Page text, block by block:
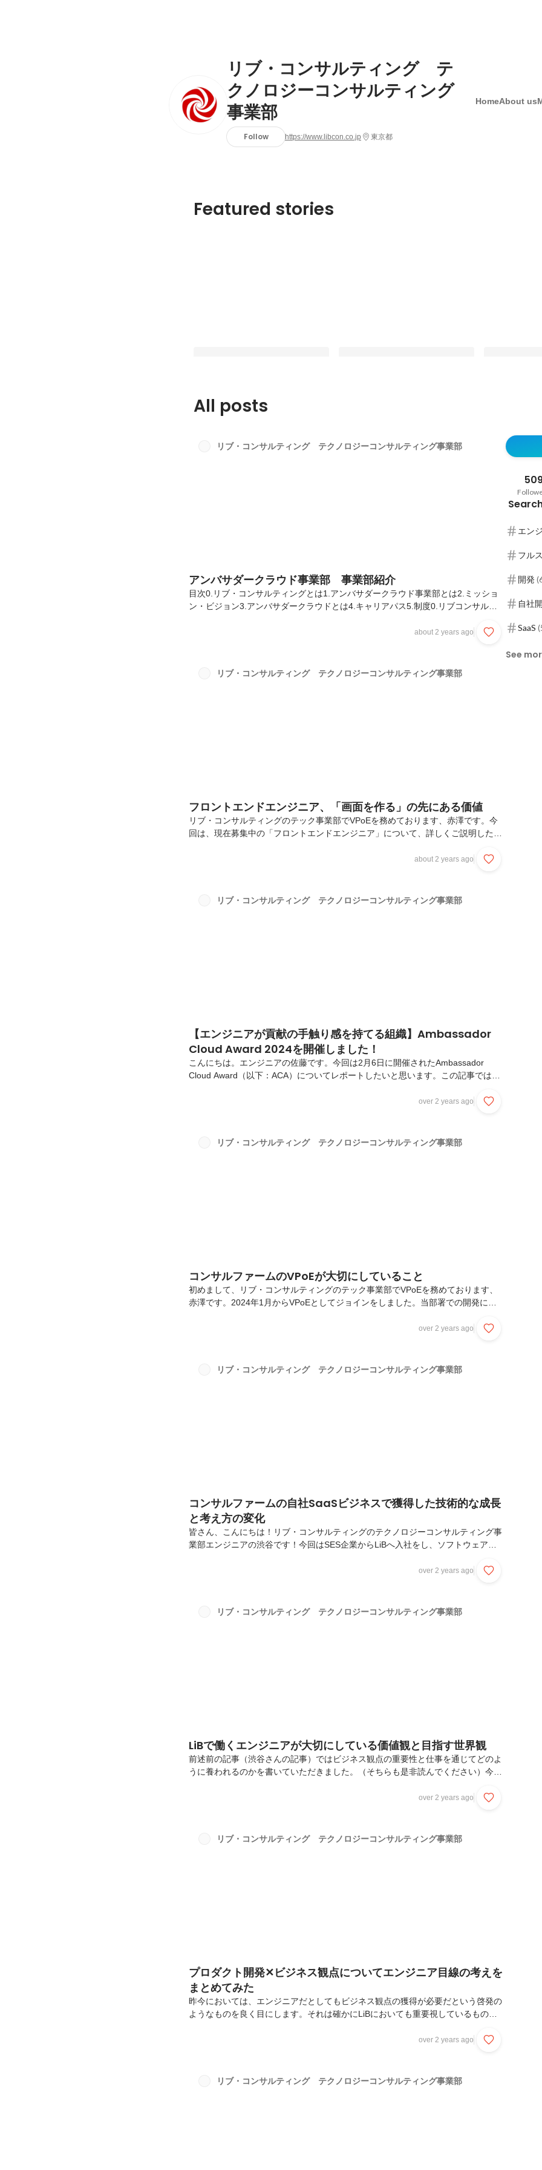
リブ・コンサルティング テ
クノロジーコンサルティング
事業部
Follow https://www.libcon.co.jp 東京都
HomeAbout us
Featured stories
Latest Pinned
営の形。
って実現でき
Pinned
All posts
リブ・コンサルティング テクノロジーコンサルティング事業部
アンバサダークラウド事業部 事業部紹介
目次0.リブ・コンサルティングとは1.アンバサダークラウド事業部とは2.ミッショ
ン・ビジョン3.アンバサダークラウドとは4.キャリアパス5.制度0.リブコンサルテ
世界を良くする会社を増やす」というミッションを掲げ、社会課題を解決したいと
す。成果主義×現場主義のコンサルティングを強みとし、戦略立案や機能の提供の
about 2 years ago
リブ・コンサルティング テクノロジーコンサルティング事業部
フロントエンドエンジニア、「画面を作る」の先にある価値
リブ・コンサルティングのテック事業部でVPoEを務めております、赤澤です。今
回は、現在募集中の「フロントエンドエンジニア」について、詳しくご説明したい
あり、テック事業部のプロダクト Ambassador Cloud のビジョンは「ファンと共
ンや要件を受け取り、HTML/CSS/JSで実装する、つまり「画面を作る」のは、フ
about 2 years ago
リブ・コンサルティング テクノロジーコンサルティング事業部
【エンジニアが貢献の手触り感を持てる組織】Ambassador
Cloud Award 2024を開催しました！
こんにちは。エンジニアの佐藤です。今回は2月6日に開催されたAmbassador
Cloud Award（以下：ACA）についてレポートしたいと思います。この記事では、
できればと思います。この事業規模ならではの、事業を作り上げている手触り感な
る年に1度の表彰式です。弊社オフィスの一番大きい会議室を貸し切って全国各地
over 2 years ago
リブ・コンサルティング テクノロジーコンサルティング事業部
コンサルファームのVPoEが大切にしていること
初めまして、リブ・コンサルティングのテック事業部でVPoEを務めております、
赤澤です。2024年1月からVPoEとしてジョインをしました。当部署での開発に対
赤澤 仁士新卒で日本電子計算株式会社に入社し、金融機関向けシステム開発に従
して最大30名のマネジメントやエンジニアの採用活動も手掛ける。2024年1月にリ
over 2 years ago
リブ・コンサルティング テクノロジーコンサルティング事業部
コンサルファームの自社SaaSビジネスで獲得した技術的な成長
と考え方の変化
皆さん、こんにちは！リブ・コンサルティングのテクノロジーコンサルティング事
業部エンジニアの渋谷です！今回はSES企業からLiBへ入社をし、ソフトウェアエ
得できた経験や、その実務を経て考え方やマインドにどのような変化があったのか
る前はSES企業で開発に従事されていたということでしたが、具体的にはどのよう
over 2 years ago
リブ・コンサルティング テクノロジーコンサルティング事業部
LiBで働くエンジニアが大切にしている価値観と目指す世界観
前述前の記事（渋谷さんの記事）ではビジネス観点の重要性と仕事を通じてどのよ
うに養われるのかを書いていただきました。（そちらも是非読んでください）今回
業務をどのように紐づけて開発に取り組んでいるのか？について紹介したいと思い
後の世界を良くする会社を増やすビジョンアンバサダー経営によってファンととも
over 2 years ago
リブ・コンサルティング テクノロジーコンサルティング事業部
プロダクト開発✕ビジネス観点についてエンジニア目線の考えを
まとめてみた
昨今においては、エンジニアだとしてもビジネス観点の獲得が必要だという啓発の
ようなものを良く目にします。それは確かにLiBにおいても重要視しているもので
を得ず、人によって解釈の差も多分に生まれるような抽象的な表現・概念でもあり
がらも熟々と書いていこうと思います。また、ことわりとして当たり前ではありま
over 2 years ago
リブ・コンサルティング テクノロジーコンサルティング事業部
エン
フル
開発 (
自社
SaaS (
See